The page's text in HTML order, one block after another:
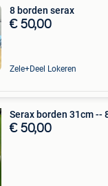
8 borden serax
€ 50,00
Zele+Deel Lokeren
Serax borden 31cm --
€ 50,00